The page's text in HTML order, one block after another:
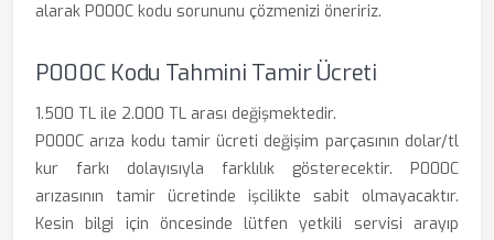
alarak P000C kodu sorununu çözmenizi öneririz.
P000C Kodu Tahmini Tamir Ücreti
1.500 TL ile 2.000 TL arası değişmektedir.
P000C arıza kodu tamir ücreti değişim parçasının dolar/tl
kur farkı dolayısıyla farklılık gösterecektir. P000C
arızasının tamir ücretinde işcilikte sabit olmayacaktır.
Kesin bilgi için öncesinde lütfen yetkili servisi arayıp